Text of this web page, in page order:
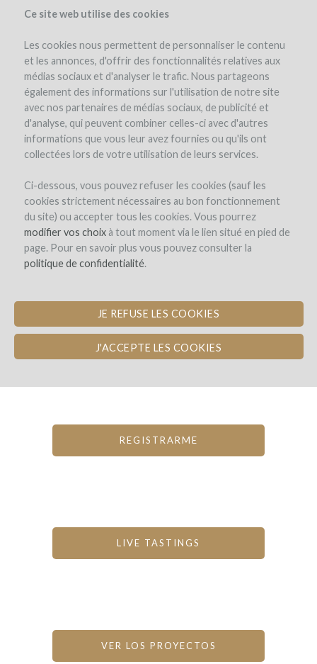
Ce site web utilise des cookies
Les cookies nous permettent de personnaliser le contenu
et les annonces, d'offrir des fonctionnalités relatives aux
médias sociaux et d'analyser le trafic. Nous partageons
également des informations sur l'utilisation de notre site
avec nos partenaires de médias sociaux, de publicité et
d'analyse, qui peuvent combiner celles-ci avec d'autres
informations que vous leur avez fournies ou qu'ils ont
collectées lors de votre utilisation de leurs services.
Ci-dessous, vous pouvez refuser les cookies (sauf les
cookies strictement nécessaires au bon fonctionnement
du site) ou accepter tous les cookies. Vous pourrez
modifier vos choixà tout moment via le lien situé en pied de
page. Pour en savoir plus vous pouvez consulter la
politique de confidentialité.
JE REFUSE LES COOKIES
J'ACCEPTE LES COOKIES
Inviertes en una bodega!
REGISTRARME
LIVE TASTINGS
VER LOS PROYECTOS